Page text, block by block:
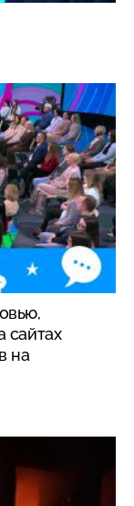
сайтах
на